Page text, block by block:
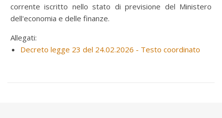
corrente iscritto nello stato di previsione del Ministero
dell'economia e delle finanze.
Allegati:
Decreto legge 23 del 24.02.2026 - Testo coordinato